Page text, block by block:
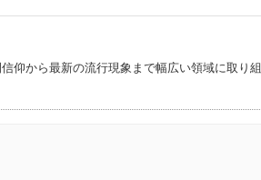
仰から最新の流行現象まで幅広い領域に取り組